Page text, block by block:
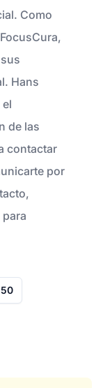
Como
Hans
el
de las
contactar
por